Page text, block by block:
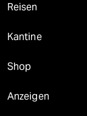
Reisen
Kantine
Shop
Anzeigen